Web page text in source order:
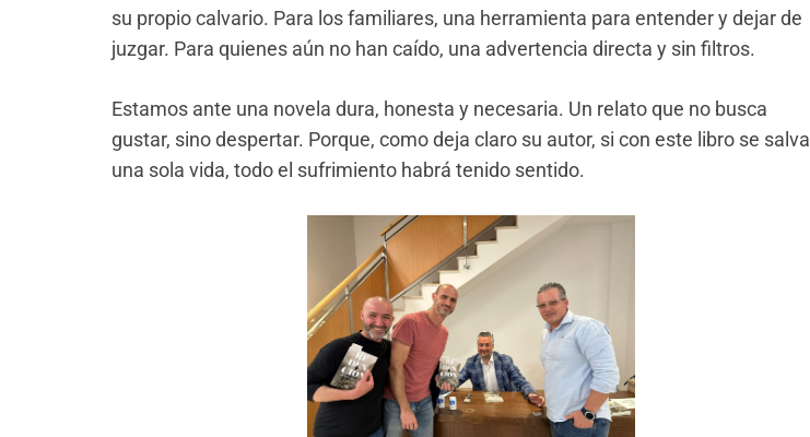
su propio calvario. Para los familiares, una herramienta para entender y dejar de
juzgar. Para quienes aún no han caído, una advertencia directa y sin filtros.
Estamos ante una novela dura, honesta y necesaria. Un relato que no busca
gustar, sino despertar. Porque, como deja claro su autor, si con este libro se salva
una sola vida, todo el sufrimiento habrá tenido sentido.